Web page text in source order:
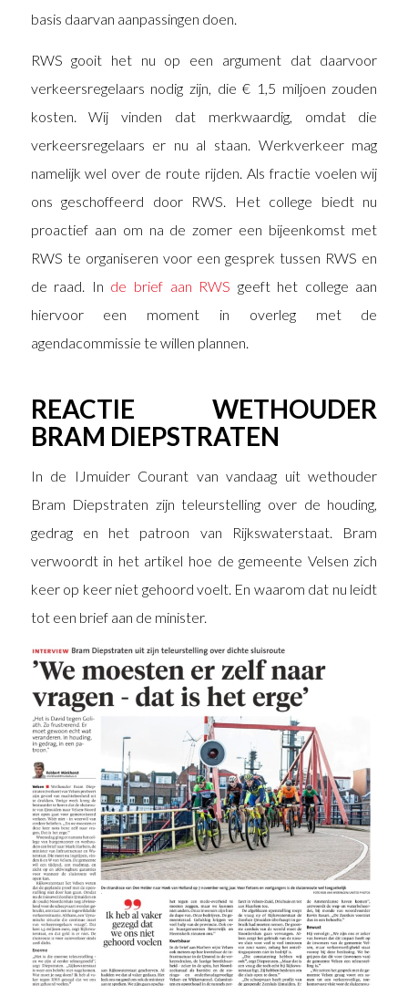
basis daarvan aanpassingen doen.
RWS gooit het nu op een argument dat daarvoor
verkeersregelaars nodig zijn, die € 1,5 miljoen zouden
kosten. Wij vinden dat merkwaardig, omdat die
verkeersregelaars er nu al staan. Werkverkeer mag
namelijk wel over de route rijden. Als fractie voelen wij
ons geschoffeerd door RWS. Het college biedt nu
proactief aan om na de zomer een bijeenkomst met
RWS te organiseren voor een gesprek tussen RWS en
de raad. In de brief aan RWS geeft het college aan
hiervoor een moment in overleg met de
agendacommissie te willen plannen.
REACTIE WETHOUDER
BRAM DIEPSTRATEN
In de IJmuider Courant van vandaag uit wethouder
Bram Diepstraten zijn teleurstelling over de houding,
gedrag en het patroon van Rijkswaterstaat. Bram
verwoordt in het artikel hoe de gemeente Velsen zich
keer op keer niet gehoord voelt. En waarom dat nu leidt
tot een brief aan de minister.